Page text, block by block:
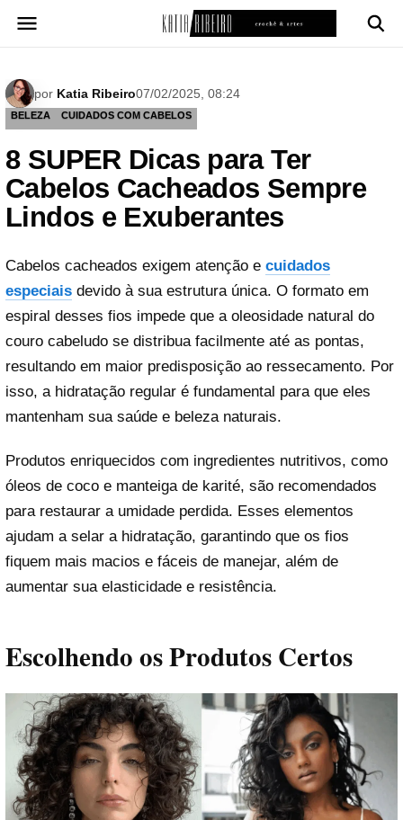
para
por Katia Ribeiro07/02/2025, 08:24
BELEZA CUIDADOS COM CABELOS
8 SUPER Dicas para Ter
Cabelos Cacheados Sempre
Lindos e Exuberantes
Cabelos cacheados exigem atenção e cuidados
especiais devido à sua estrutura única. O formato em
espiral desses fios impede que a oleosidade natural do
couro cabeludo se distribua facilmente até as pontas,
resultando em maior predisposição ao ressecamento. Por
isso, a hidratação regular é fundamental para que eles
mantenham sua saúde e beleza naturais.
Produtos enriquecidos com ingredientes nutritivos, como
óleos de coco e manteiga de karité, são recomendados
para restaurar a umidade perdida. Esses elementos
ajudam a selar a hidratação, garantindo que os fios
fiquem mais macios e fáceis de manejar, além de
aumentar sua elasticidade e resistência.
Escolhendo os Produtos Certos